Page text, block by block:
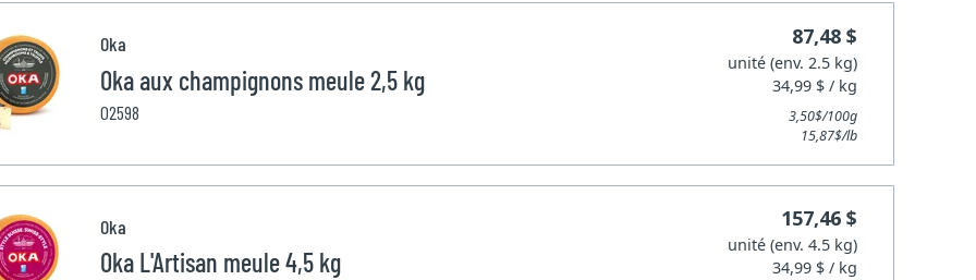
Oka
Oka aux champignons meule 2,5 kg
02598
87,48 $
unité (env. 2.5 kg)
34,99 $ / kg
3,50$/100g
15,87$/lb
Oka
Oka L'Artisan meule 4,5 kg
157,46 $
unité (env. 4.5 kg)
34,99 $ / kg